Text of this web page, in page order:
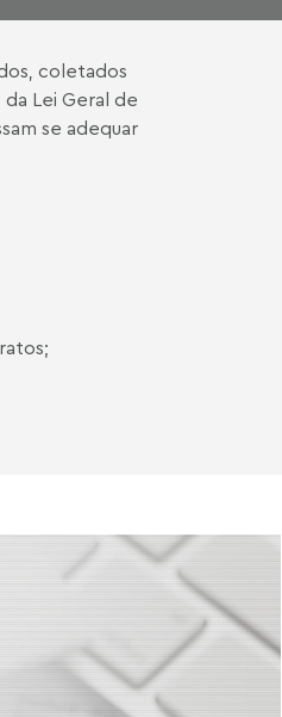
coletados
Lei Geral de
se adequar